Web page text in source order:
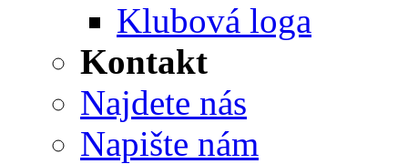
Klubová loga
Kontakt
Najdete nás
Napište nám